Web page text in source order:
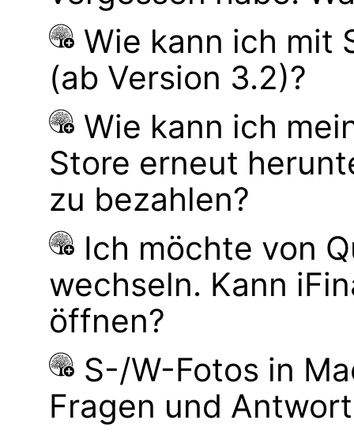
Wie kann ich mit
(ab Version 3.2)?
Wie kann ich
Store erneut
zu bezahlen?
Ich möchte von
wechseln. Kann
öffnen?
S-/W-Fotos in
Fragen und